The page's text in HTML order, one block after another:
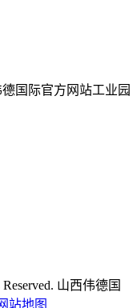
国际官方网站工业园
山西伟德国
站地图